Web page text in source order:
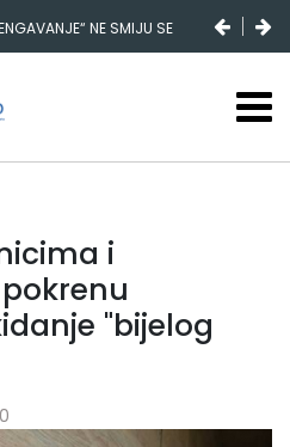
NE SMIJU SE
i
"bijelog